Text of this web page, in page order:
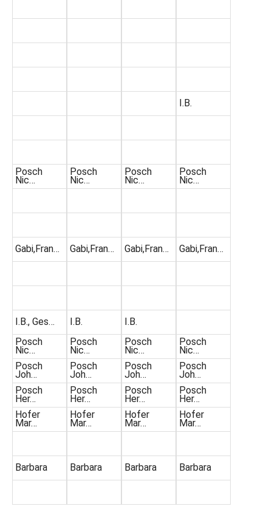
Posch
Nic…
Gabi,Fran…
I.B., Ges…
Posch
Nic…
Posch
Joh…
Posch
Her…
Hofer
Mar…
Barbara
Posch
Nic…
Gabi,Fran…
I.B.
Posch
Nic…
Posch
Joh…
Posch
Her…
Hofer
Mar…
Barbara
Posch
Nic…
Gabi,Fran…
I.B.
Posch
Nic…
Posch
Joh…
Posch
Her…
Hofer
Mar…
Barbara
I.B.
Posch
Nic…
Gabi,Fran…
Posch
Nic…
Posch
Joh…
Posch
Her…
Hofer
Mar…
Barbara